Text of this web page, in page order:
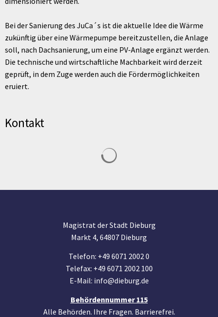
Bei der Sanierung des JuCa´s ist die aktuelle Idee die Wärme
zukünftig über eine Wärmepumpe bereitzustellen, die Anlage
soll, nach Dachsanierung, um eine PV-Anlage ergänzt werden.
Die technische und wirtschaftliche Machbarkeit wird derzeit
geprüft, in dem Zuge werden auch die Fördermöglichkeiten
eruiert.
Kontakt
Magistrat der Stadt Dieburg
Markt 4, 64807 Dieburg
Telefon: +49 6071 2002 0
Telefax: +49 6071 2002 100
E-Mail: info@dieburg.de
Behördennummer 115
Alle Behörden. Ihre Fragen. Barrierefrei.